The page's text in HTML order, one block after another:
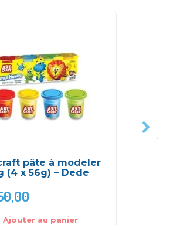
pâte à modeler
(4 x 56g) – Dede
Ajouter au panier